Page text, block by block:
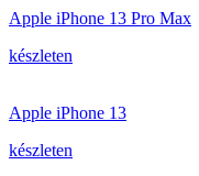
Apple iPhone 13 Pro Max
készleten
Apple iPhone 13
készleten